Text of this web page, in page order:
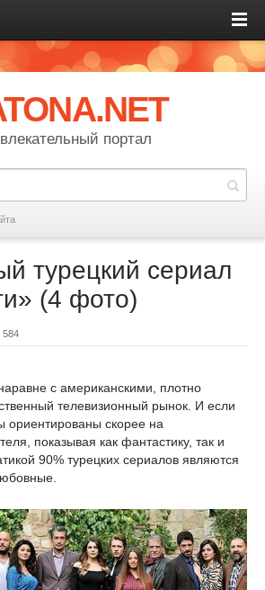
портал
турецкий сериал
(4 фото)
584
с американскими, плотно
телевизионный рынок. И если
ориентированы скорее на
показывая как фантастику, так и
90% турецких сериалов являются